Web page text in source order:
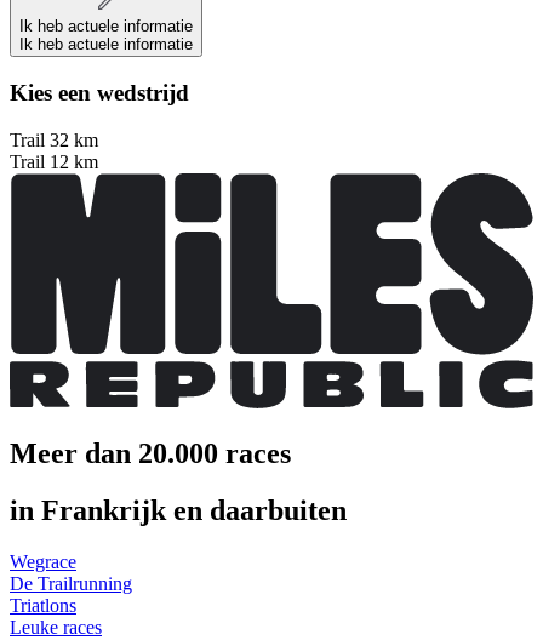
Ik heb actuele informatie
Ik heb actuele informatie
Kies een wedstrijd
Trail 32 km
Trail 12 km
Meer dan 20.000 races
in Frankrijk en daarbuiten
Wegrace
De Trailrunning
Triatlons
Leuke races